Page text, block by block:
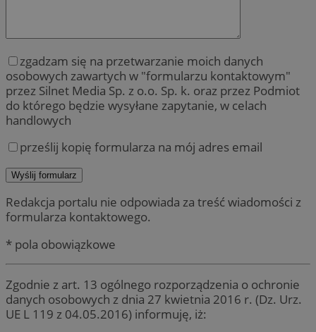
zgadzam się na przetwarzanie moich danych
osobowych zawartych w "formularzu kontaktowym"
przez Silnet Media Sp. z o.o. Sp. k. oraz przez Podmiot
do którego będzie wysyłane zapytanie, w celach
handlowych
prześlij kopię formularza na mój adres email
Redakcja portalu nie odpowiada za treść wiadomości z
formularza kontaktowego.
* pola obowiązkowe
Zgodnie z art. 13 ogólnego rozporządzenia o ochronie
danych osobowych z dnia 27 kwietnia 2016 r. (Dz. Urz.
UE L 119 z 04.05.2016) informuję, iż: